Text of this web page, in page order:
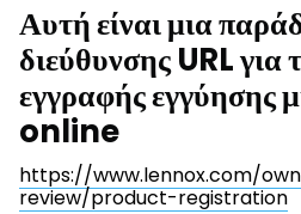
Αυτή είναι μια
διεύθυνσης URL για
εγγραφής εγγύησης
online
https://www.lennox.com/
review/product-registration